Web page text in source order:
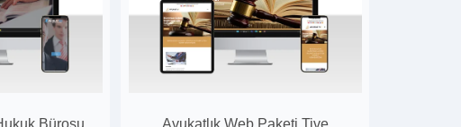
Bürosu
Avukatlık Web Paketi Tive